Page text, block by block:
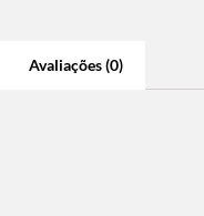
Avaliações (0)